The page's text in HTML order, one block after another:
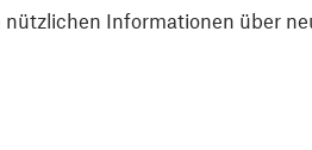
Informationen über